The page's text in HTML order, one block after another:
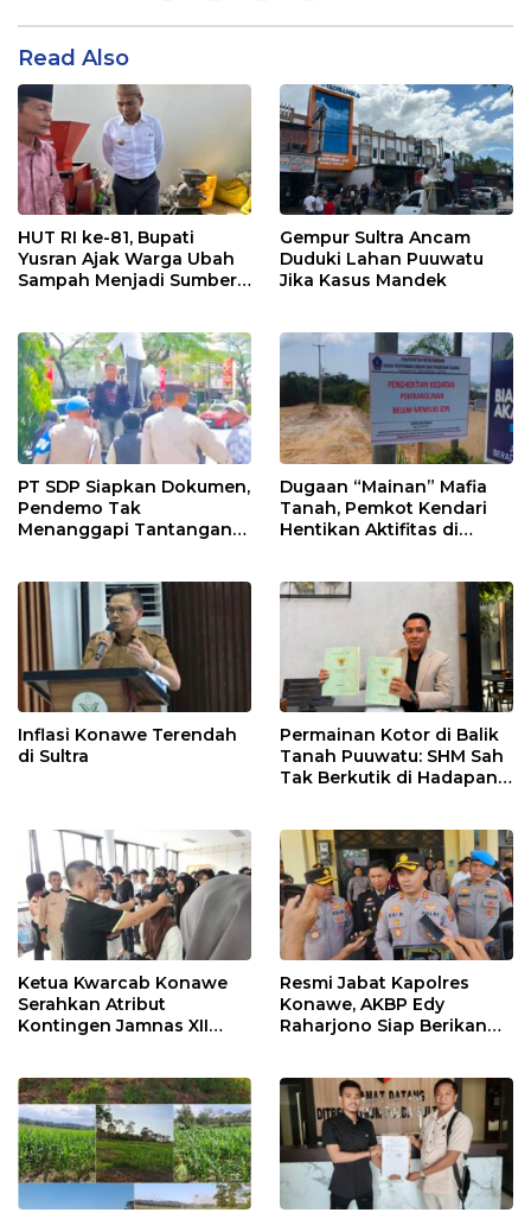
Read Also
HUT RI ke-81, Bupati
Yusran Ajak Warga Ubah
Sampah Menjadi Sumber
Gempur Sultra Ancam
Duduki Lahan Puuwatu
Jika Kasus Mandek
PT SDP Siapkan Dokumen,
Pendemo Tak
Menanggapi Tantangan
Dugaan “Mainan” Mafia
Tanah, Pemkot Kendari
Hentikan Aktifitas di
Inflasi Konawe Terendah
di Sultra
Permainan Kotor di Balik
Tanah Puuwatu: SHM Sah
Tak Berkutik di Hadapan
Ketua Kwarcab Konawe
Serahkan Atribut
Kontingen Jamnas XII
Resmi Jabat Kapolres
Konawe, AKBP Edy
Raharjono Siap Berikan